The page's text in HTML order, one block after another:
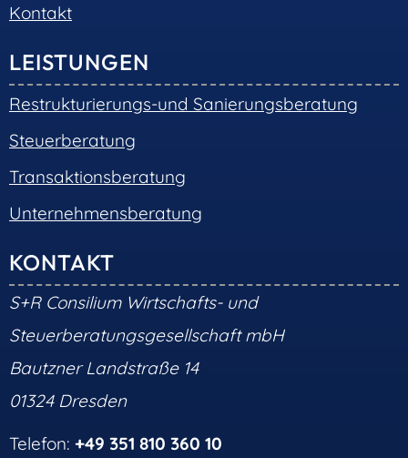
Kontakt
LEISTUNGEN
Restrukturierungs-und Sanierungsberatung
Steuerberatung
Transaktionsberatung
Unternehmensberatung
KONTAKT
S+R Consilium Wirtschafts- und
Steuerberatungsgesellschaft mbH
Bautzner Landstraße 14
01324 Dresden
Telefon: +49 351 810 360 10